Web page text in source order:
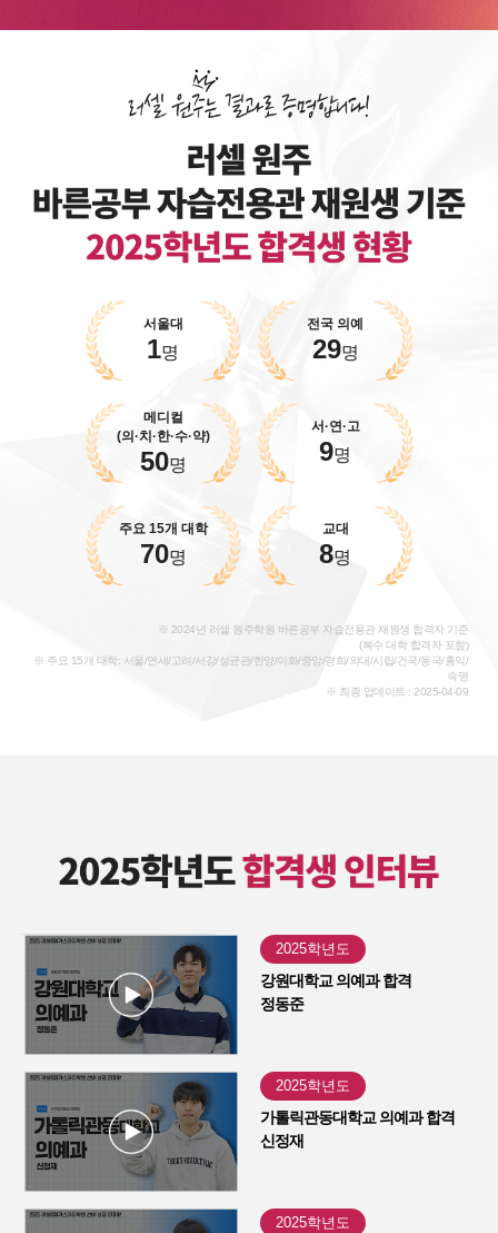
서울대
1명
전국 의예
29명
메디컬
(의·치·한·수·약)
50명
서·연·고
9명
주요 15개 대학
70명
교대
8명
※ 2024년 러셀 원주학원 바른공부 자습전용관 재원생 합격자 기준
(복수 대학 합격자 포함)
※ 주요 15개 대학: 서울/연세/고려/서강/성균관/한양/이화/중앙/경희/외대/시립/건국/동국/홍익/
숙명
※ 최종 업데이트 : 2025-04-09
2025학년도
강원대학교 의예과 합격
정동준
2025학년도
가톨릭관동대학교 의예과 합격
신정재
2025학년도